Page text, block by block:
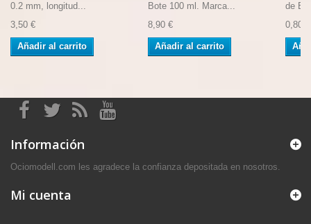
0.2 mm, longitud...
3,50 €
Añadir al carrito
Bote 100 ml. Marca...
8,90 €
Añadir al carrito
de
0,80 €
Información
Ociomodell.com les agradece la confianza depositada en nosotros.
Mi cuenta